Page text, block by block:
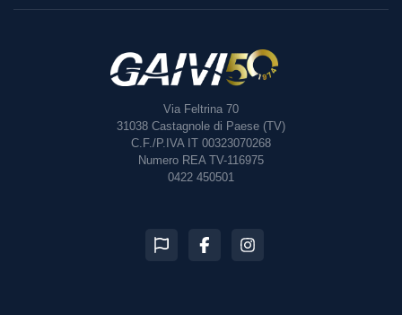
Via Feltrina 70
31038 Castagnole di Paese (TV)
C.F./P.IVA IT 00323070268
Numero REA TV-116975
0422 450501